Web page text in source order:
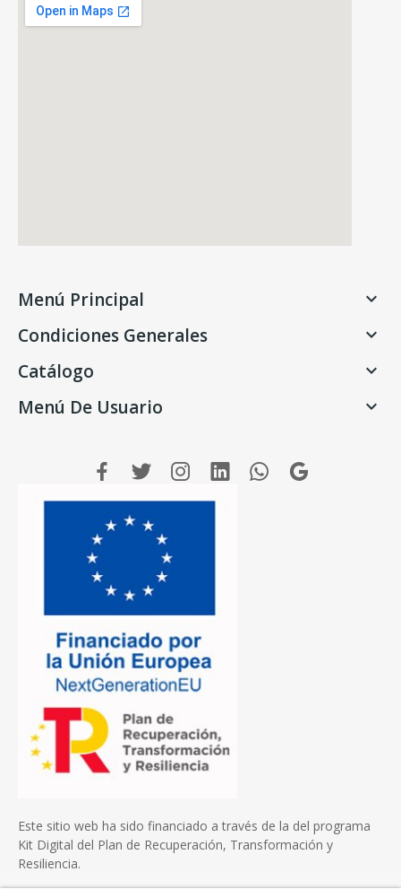
Menú Principal 
Condiciones Generales 
Catálogo 
Menú De Usuario 
Este sitio web ha sido financiado a través de la del programa
Kit Digital del Plan de Recuperación, Transformación y
Resiliencia.